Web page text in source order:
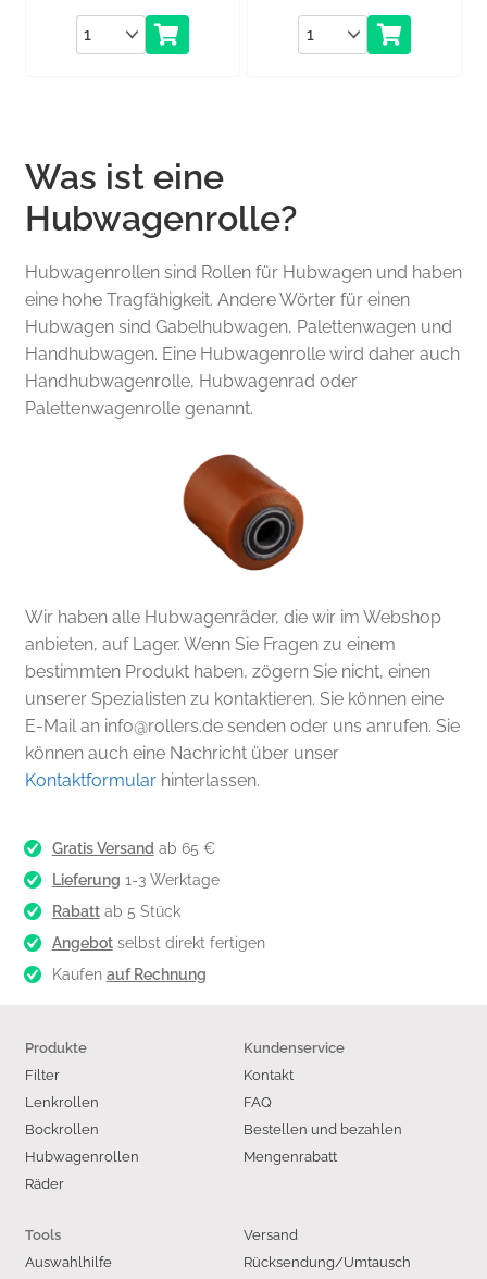
Anzahl Anzahl
Was ist eine
Hubwagenrolle?
Hubwagenrollen sind Rollen für Hubwagen und haben
eine hohe Tragfähigkeit. Andere Wörter für einen
Hubwagen sind Gabelhubwagen, Palettenwagen und
Handhubwagen. Eine Hubwagenrolle wird daher auch
Handhubwagenrolle, Hubwagenrad oder
Palettenwagenrolle genannt.
Wir haben alle Hubwagenräder, die wir im Webshop
anbieten, auf Lager. Wenn Sie Fragen zu einem
bestimmten Produkt haben, zögern Sie nicht, einen
unserer Spezialisten zu kontaktieren. Sie können eine
E-Mail an info@rollers.desenden oder uns anrufen. Sie
können auch eine Nachricht über unser
Kontaktformularhinterlassen.
Gratis Versand ab 65 €
Lieferung 1-3 Werktage
Rabattab 5 Stück
Angebotselbst direkt fertigen
Kaufen auf Rechnung
Produkte
Filter
Lenkrollen
Bockrollen
Hubwagenrollen
Räder
Kundenservice
Kontakt
FAQ
Bestellen und bezahlen
Mengenrabatt
Versand
Rücksendung/Umtausch
Tools
Auswahlhilfe